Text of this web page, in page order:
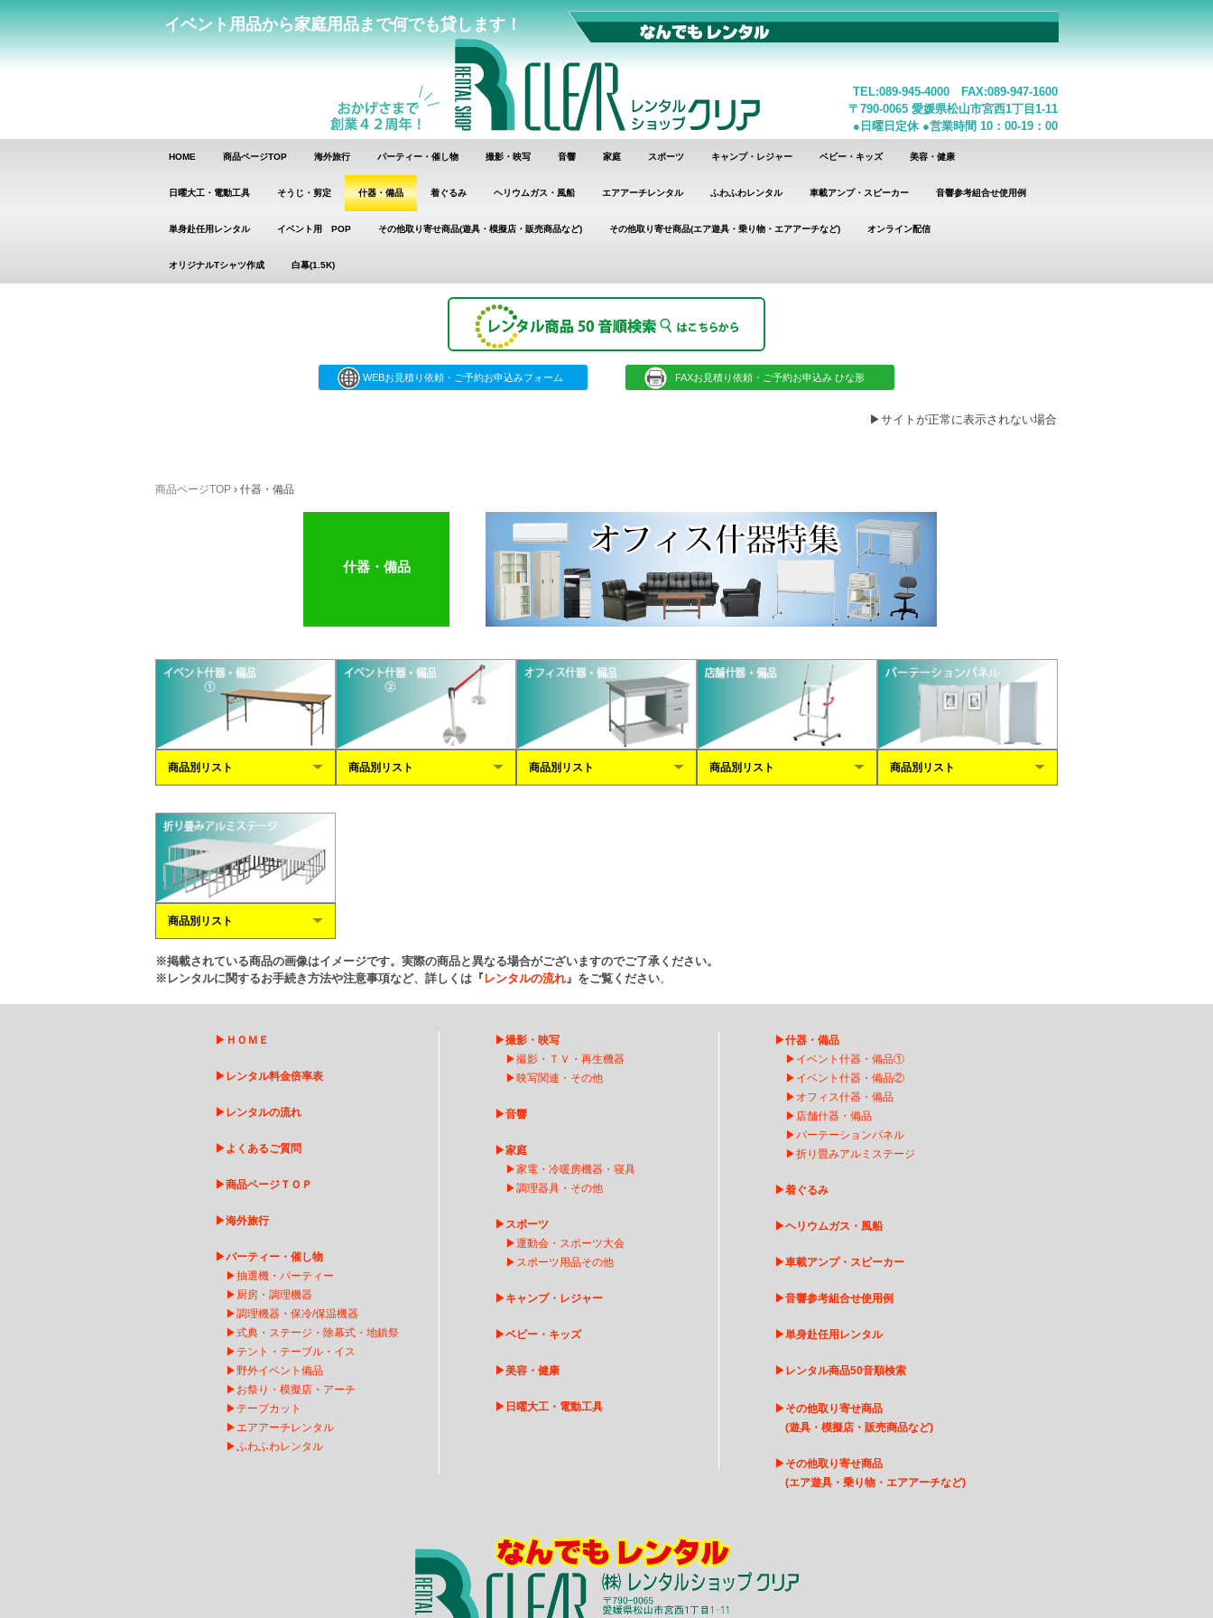
イベント用品から家庭用品まで何でも貸します！
TEL:089-945-4000 FAX:089-947-1600
〒790-0065 愛媛県松山市宮西1丁目1-11
●日曜日定休 ●営業時間 10：00-19：00
HOME 商品ページTOP 海外旅行 パーティー・催し物 撮影・映写 音響 家庭 スポーツ キャンプ・レジャー ベビー・キッズ 美容・健康
日曜大工・電動工具 そうじ・剪定 什器・備品 着ぐるみ ヘリウムガス・風船 エアアーチレンタル ふわふわレンタル 車載アンプ・スピーカー 音響参考組合せ使用例
単身赴任用レンタル イベント用 POP その他取り寄せ商品(遊具・模擬店・販売商品など) その他取り寄せ商品(エア遊具・乗り物・エアアーチなど) オンライン配信
オリジナルTシャツ作成 白幕(1.5K)
WEBお見積り依頼・ご予約お申込みフォーム FAXお見積り依頼・ご予約お申込み ひな形
▶サイトが正常に表示されない場合
商品ページTOP › 什器・備品
什器・備品
商品別リスト 商品別リスト 商品別リスト 商品別リスト 商品別リスト
商品別リスト
※掲載されている商品の画像はイメージです。実際の商品と異なる場合がございますのでご了承ください。
※レンタルに関するお手続き方法や注意事項など、詳しくは『 レンタルの流れ』をご覧ください。
▶ ＨＯＭＥ
▶ レンタル料金倍率表
▶ レンタルの流れ
▶よくあるご質問
▶商品ページＴＯＰ
▶海外旅行
▶パーティー・催し物
▶抽選機・パーティー
▶ 厨房・調理機器
▶調理機器・保冷/保温機器
▶式典・ステージ・除幕式・地鎮祭
▶ テント・テーブル・イス
▶野外イベント備品
▶ お祭り・模擬店・アーチ
▶ テープカット
▶ エアアーチレンタ ル
▶ふわふわレンタル
▶撮影・映写
▶撮影・ＴＶ・再生機器
▶映写関連・その他
▶音響
▶家庭
▶家電・冷暖房機器・寝具
▶調理器具・その他
▶スポーツ
▶運動会・スポーツ大会
▶ スポーツ用品その他
▶キャンプ・レジャー
▶ベビー・キッズ
▶美容・健康
▶ 日曜大工・電動工具
▶什器・備品
▶ イベント什器・備品①
▶ イベント什器・備品②
▶ オフィス什器・備品
▶ 店舗什器・備品
▶パーテーションパネル
▶折り畳みアルミステージ
▶着ぐるみ
▶ヘリウムガス・風船
▶車載アンプ・スピーカー
▶音響参考組合せ使用例
▶単身赴任用レンタル
▶ レンタル商品50音順検索
▶その他取り寄せ商品
(遊具・模擬店・販売商品など)
▶その他取り寄せ商品
(エア遊具・乗り物・エアアーチなど)